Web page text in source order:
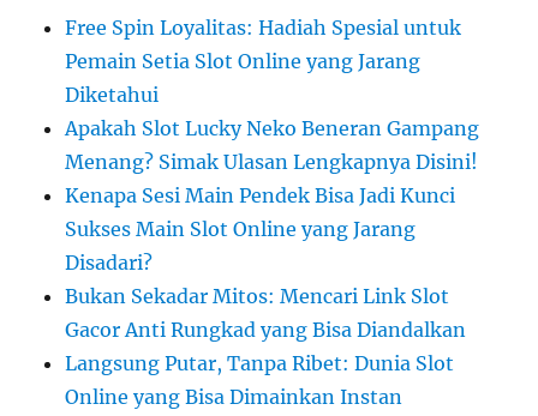
Free Spin Loyalitas: Hadiah Spesial untuk
Pemain Setia Slot Online yang Jarang
Diketahui
Apakah Slot Lucky Neko Beneran Gampang
Menang? Simak Ulasan Lengkapnya Disini!
Kenapa Sesi Main Pendek Bisa Jadi Kunci
Sukses Main Slot Online yang Jarang
Disadari?
Bukan Sekadar Mitos: Mencari Link Slot
Gacor Anti Rungkad yang Bisa Diandalkan
Langsung Putar, Tanpa Ribet: Dunia Slot
Online yang Bisa Dimainkan Instan